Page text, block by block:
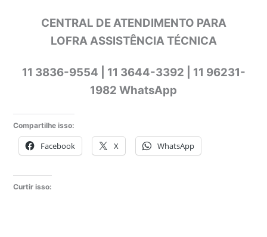
CENTRAL DE ATENDIMENTO PARA
LOFRA ASSISTÊNCIA TÉCNICA
11 3836-9554 | 11 3644-3392 | 11 96231-
1982 WhatsApp
Compartilhe isso:
Facebook X WhatsApp
Curtir isso: